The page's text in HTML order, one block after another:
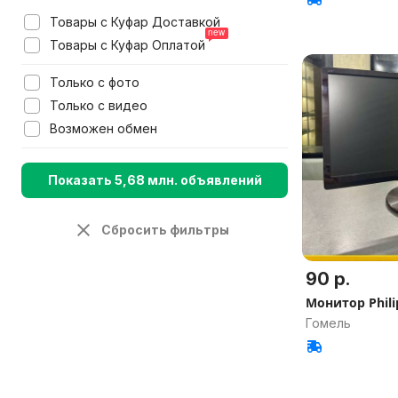
Товары с Куфар Доставкой
Товары с Куфар Оплатой
Только с фото
Только с видео
Возможен обмен
Показать 5,68 млн. объявлений
Сбросить фильтры
90 р.
Монитор
Гомель